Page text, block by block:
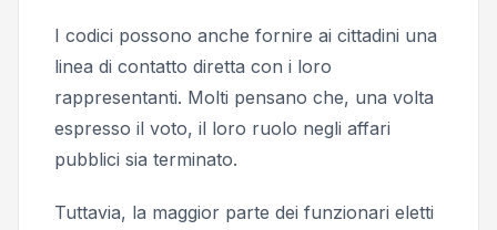
I codici possono anche fornire ai cittadini una
linea di contatto diretta con i loro
rappresentanti. Molti pensano che, una volta
espresso il voto, il loro ruolo negli affari
pubblici sia terminato.
Tuttavia, la maggior parte dei funzionari eletti